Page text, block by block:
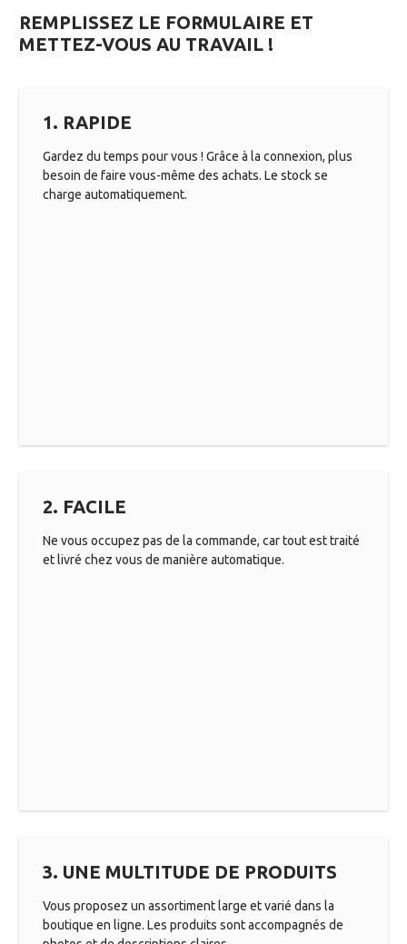
REMPLISSEZ LE FORMULAIRE ET
METTEZ-VOUS AU TRAVAIL !
1. RAPIDE
Gardez du temps pour vous ! Grâce à la connexion, plus
besoin de faire vous-même des achats. Le stock se
charge automatiquement.
2. FACILE
Ne vous occupez pas de la commande, car tout est traité
et livré chez vous de manière automatique.
3. UNE MULTITUDE DE PRODUITS
Vous proposez un assortiment large et varié dans la
boutique en ligne. Les produits sont accompagnés de